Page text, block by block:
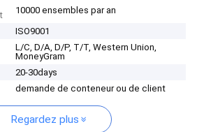
10000 ensembles par an
ISO9001
L/C, D/A, D/P, T/T, Western Union,
MoneyGram
20-30days
demande de conteneur ou de client
Regardez plus